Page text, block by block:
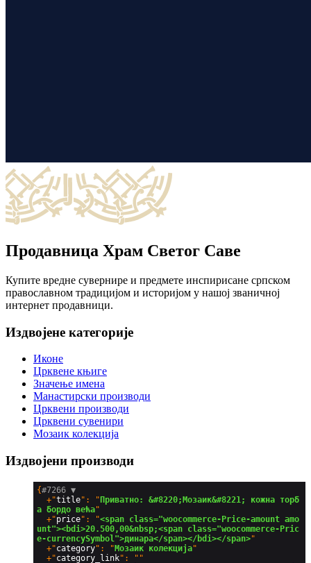
Продавница Храм Светог Саве
Купите вредне сувернире и предмете инспирисане српском
православном традицијом и историјом у нашој званичној
интернет продавници.
Издвојене категорије
Иконе
Црквене књиге
Значење имена
Манастирски производи
Црквени производи
Црквени сувенири
Мозаик колекција
Издвојени производи
{#7266 ▼
  +"
title": "Приватно: &#8220;Мозаик&#8221; кожна торб
а бордо већа"
  +"
price": "<span class="woocommerce-Price-amount amo
unt"><bdi>20.500,00&nbsp;<span class="woocommerce-Pric
e-currencySymbol">динара</span></bdi></span>"
  +"
category": "Мозаик колекција"
  +"
category_link": ""